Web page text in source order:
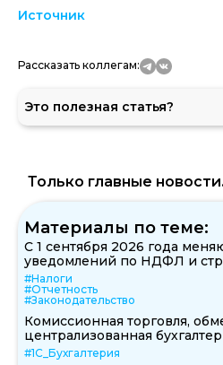
Источник
Рассказать коллегам:
Это полезная статья?
Только главные
Материалы по теме:
С 1 сентября 2026 года
уведомлений по НДФЛ и
#Налоги
#Отчетность
#Законодательство
Комиссионная торговля,
централизованная
#1С_Бухгалтерия